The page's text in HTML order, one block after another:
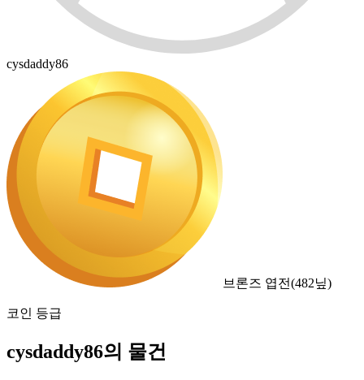
cysdaddy86
브론즈 엽전(482닢)
코인 등급
cysdaddy86의 물건